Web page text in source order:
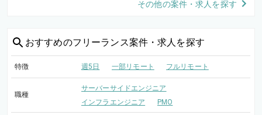
その他の案件・求人を探す
おすすめのフリーランス案件・求人を探す
特徴 週5日 一部リモート フルリモート
職種
サーバーサイドエンジニア
インフラエンジニア
PMO